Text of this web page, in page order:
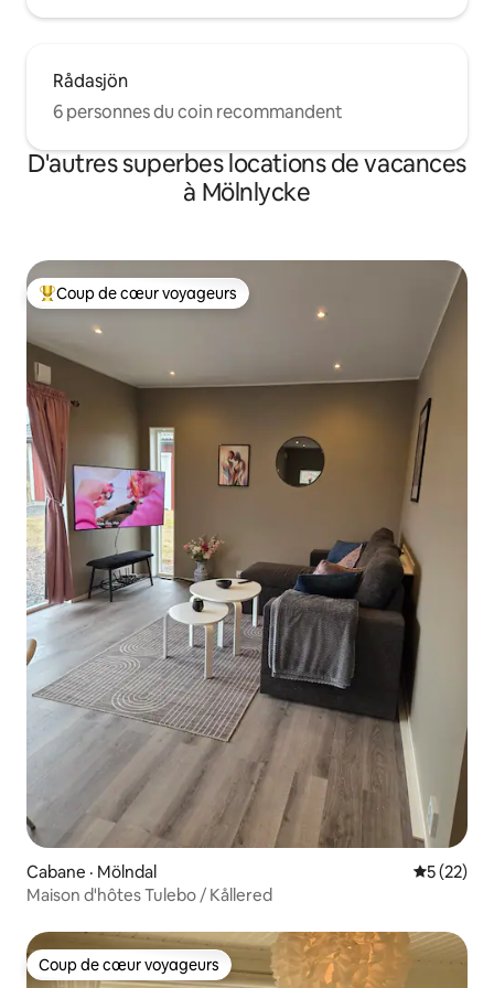
Rådasjön
6 personnes du coin recommandent
D'autres superbes locations de vacances
à Mölnlycke
Coup de cœur voyageurs parmi les plus aimés
Coup de cœur voyageurs
Cabane · Mölndal Note
5 (22)
Maison d'hôtes Tulebo / Kållered
Coup de cœur voyageurs
Coup de cœur voyageurs